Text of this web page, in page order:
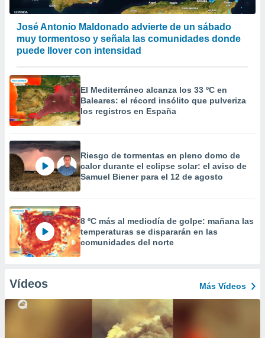
José Antonio Maldonado advierte de un sábado
muy tormentoso y señala las comunidades donde
puede llover con intensidad
El Mediterráneo alcanza los 33 ºC en
Baleares: el récord insólito que pulveriza
los registros en España
Riesgo de tormentas en pleno domo de
calor durante el eclipse solar: el aviso de
Samuel Biener para el 12 de agosto
8 ºC más al mediodía de golpe: mañana las
temperaturas se dispararán en las
comunidades del norte
Vídeos Más Vídeos